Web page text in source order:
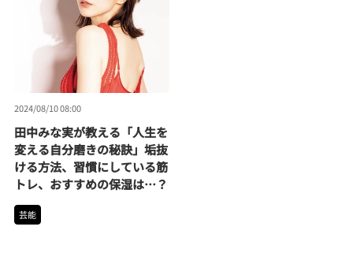
2024/08/10 08:00
田中みな実が教える「人生を
変える自分磨きの秘訣」垢抜
ける方法、習慣にしている筋
トレ、おすすめの保湿は…？
芸能